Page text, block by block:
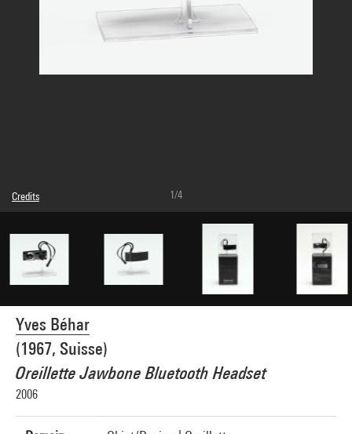
Yves Béhar
(1967, Suisse)
Oreillette Jawbone Bluetooth Headset
2006
Credits
Caption : Oreillette
Photo credits : Bertrand Prévost - Centre Pompidou, MNAM-CCI
Image reference : 4N41019
1/4